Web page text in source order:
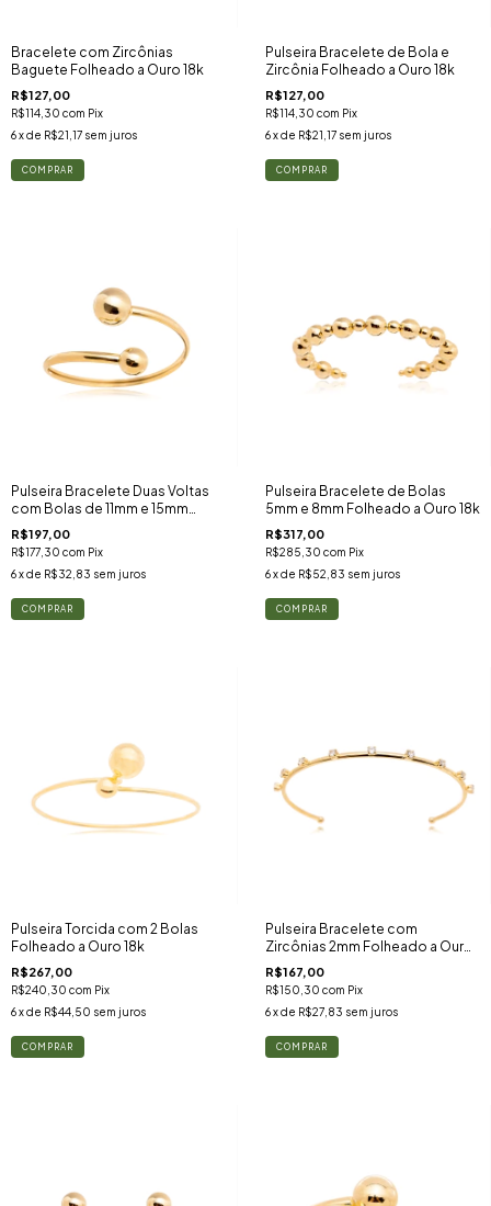
Bracelete com Zircônias
Baguete Folheado a Ouro 18k
R$127,00
R$114,30 com Pix
6x de R$21,17 sem juros
Pulseira Bracelete de Bola e
Zircônia Folheado a Ouro 18k
R$127,00
R$114,30 com Pix
6 x de R$21,17 sem juros
Pulseira Bracelete Duas Voltas
com Bolas de 11mm e 15mm
Folheado a Ouro 18k
R$197,00
R$177,30 com Pix
6x de R$32,83 sem juros
Pulseira Bracelete de Bolas
5mm e 8mm Folheado a Ouro 18k
R$317,00
R$285,30 com Pix
6 x de R$52,83 sem juros
Pulseira Torcida com 2 Bolas
Folheado a Ouro 18k
R$267,00
R$240,30 com Pix
6x de R$44,50 sem juros
Pulseira Bracelete com
Zircônias 2mm Folheado a Ouro
18k
R$167,00
R$150,30 com Pix
6 x de R$27,83 sem juros